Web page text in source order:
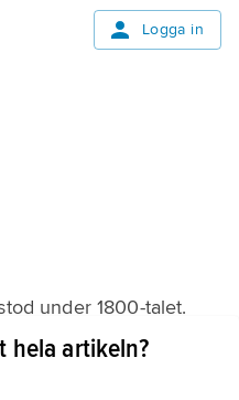
Logga in
under 1800-talet.
att uppträda,
hela artikeln?